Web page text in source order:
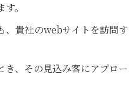
。
、貴社のwebサイトを訪問す
き、その見込み客にアプロー